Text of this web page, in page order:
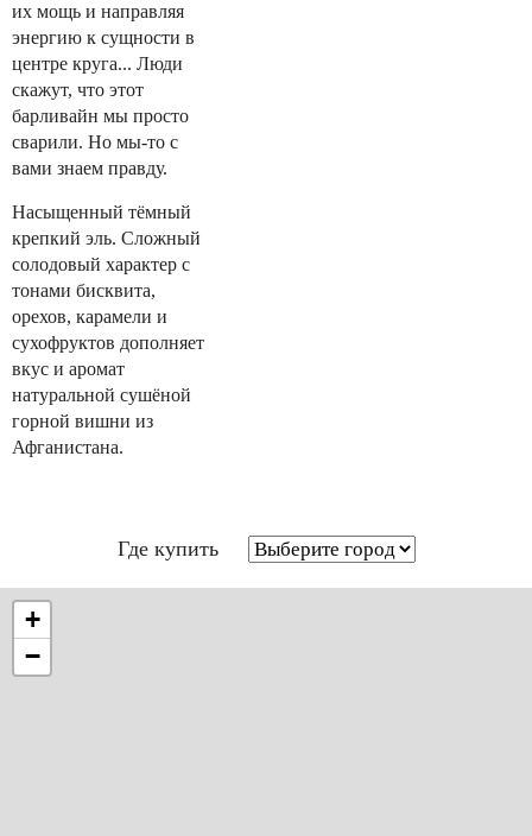
их мощь и направляя
энергию к сущности в
центре круга... Люди
скажут, что этот
барливайн мы просто
сварили. Но мы-то с
вами знаем правду.
Насыщенный тёмный
крепкий эль. Сложный
солодовый характер с
тонами бисквита,
орехов, карамели и
сухофруктов дополняет
вкус и аромат
натуральной сушёной
горной вишни из
Афганистана.
Где купить
+
−